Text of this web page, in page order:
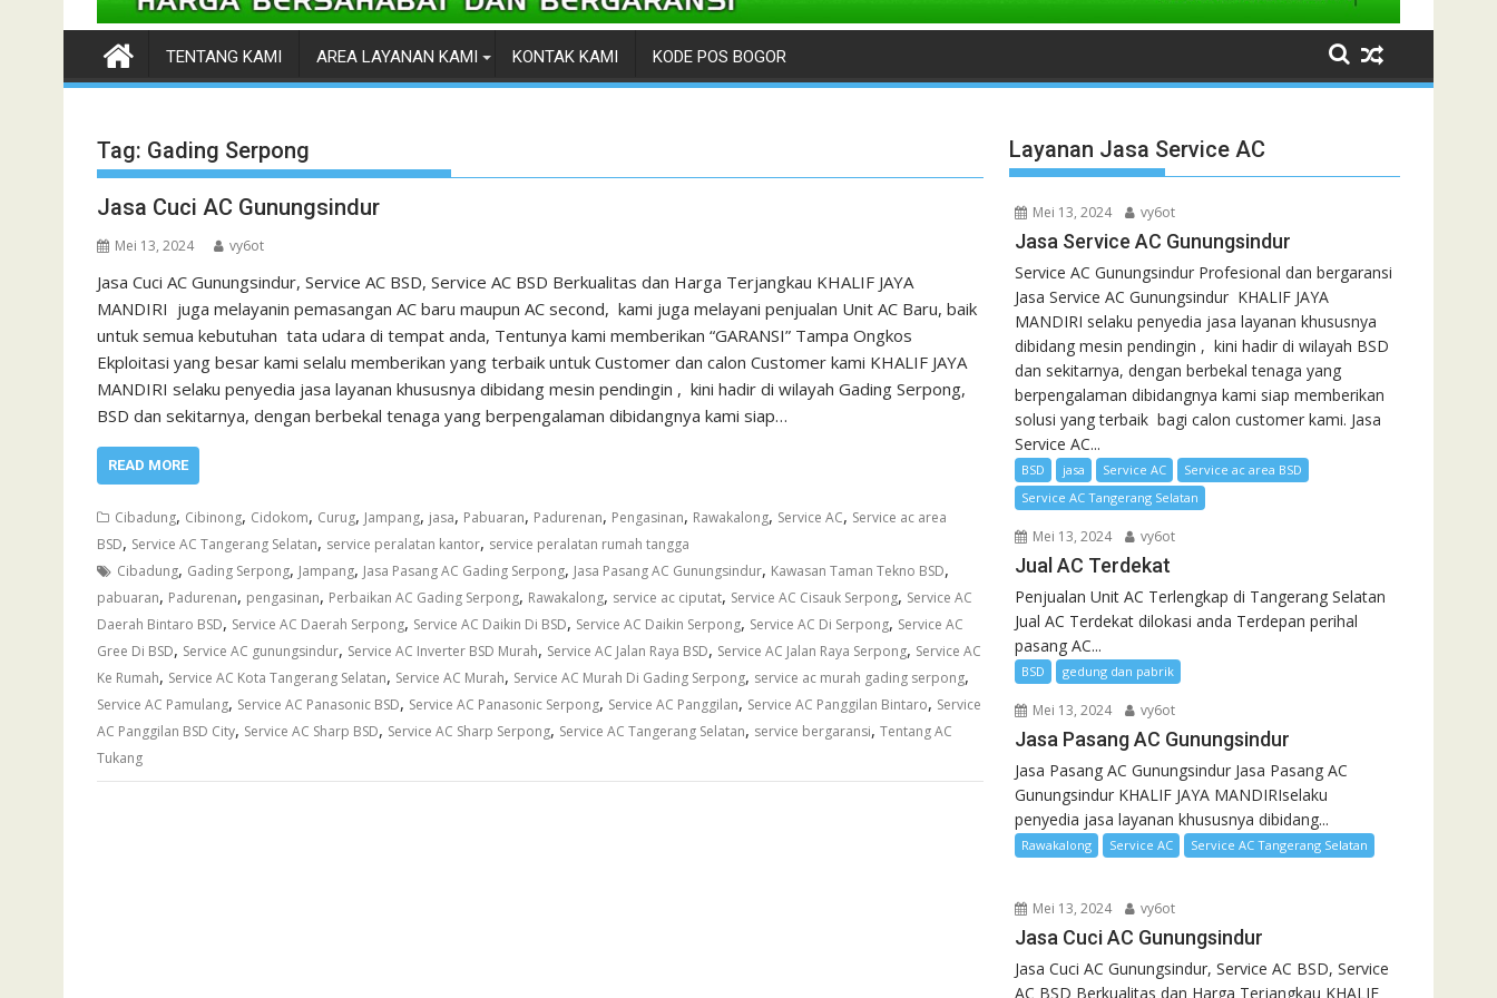
TENTANG KAMI AREA LAYANAN KAMI KONTAK KAMI KODE POS BOGOR
Tag: Gading Serpong
Jasa Cuci AC Gunungsindur
Mei 13, 2024 vy6ot
Jasa Cuci AC Gunungsindur, Service AC BSD, Service AC BSD Berkualitas dan Harga Terjangkau KHALIF JAYA
MANDIRI juga melayanin pemasangan AC baru maupun AC second, kami juga melayani penjualan Unit AC Baru, baik
untuk semua kebutuhan tata udara di tempat anda, Tentunya kami memberikan “GARANSI” Tampa Ongkos
Ekploitasi yang besar kami selalu memberikan yang terbaik untuk Customer dan calon Customer kami KHALIF JAYA
MANDIRI selaku penyedia jasa layanan khususnya dibidang mesin pendingin , kini hadir di wilayah Gading Serpong,
BSD dan sekitarnya, dengan berbekal tenaga yang berpengalaman dibidangnya kami siap…
READ MORE
Cibadung, Cibinong, Cidokom, Curug, Jampang, jasa, Pabuaran, Padurenan, Pengasinan, Rawakalong, Service AC, Service ac area
BSD, Service AC Tangerang Selatan, service peralatan kantor, service peralatan rumah tangga
Cibadung, Gading Serpong, Jampang, Jasa Pasang AC Gading Serpong, Jasa Pasang AC Gunungsindur, Kawasan Taman Tekno BSD,
pabuaran, Padurenan, pengasinan, Perbaikan AC Gading Serpong, Rawakalong, service ac ciputat, Service AC Cisauk Serpong, Service AC
Daerah Bintaro BSD, Service AC Daerah Serpong, Service AC Daikin Di BSD, Service AC Daikin Serpong, Service AC Di Serpong, Service AC
Gree Di BSD, Service AC gunungsindur, Service AC Inverter BSD Murah, Service AC Jalan Raya BSD, Service AC Jalan Raya Serpong, Service AC
Ke Rumah, Service AC Kota Tangerang Selatan, Service AC Murah, Service AC Murah Di Gading Serpong, service ac murah gading serpong,
Service AC Pamulang, Service AC Panasonic BSD, Service AC Panasonic Serpong, Service AC Panggilan, Service AC Panggilan Bintaro, Service
AC Panggilan BSD City, Service AC Sharp BSD, Service AC Sharp Serpong, Service AC Tangerang Selatan, service bergaransi, Tentang AC
Tukang
Layanan Jasa Service AC
Mei 13, 2024 vy6ot
Jasa Service AC Gunungsindur
Service AC Gunungsindur Profesional dan bergaransi
Jasa Service AC Gunungsindur KHALIF JAYA
MANDIRI selaku penyedia jasa layanan khususnya
dibidang mesin pendingin , kini hadir di wilayah BSD
dan sekitarnya, dengan berbekal tenaga yang
berpengalaman dibidangnya kami siap memberikan
solusi yang terbaik bagi calon customer kami. Jasa
Service AC...
BSD jasa Service AC
Service ac area BSD
Service AC Tangerang Selatan
Mei 13, 2024 vy6ot
Jual AC Terdekat
Penjualan Unit AC Terlengkap di Tangerang Selatan
Jual AC Terdekat dilokasi anda Terdepan perihal
pasang AC...
BSD gedung dan pabrik
Mei 13, 2024 vy6ot
Jasa Pasang AC Gunungsindur
Jasa Pasang AC Gunungsindur Jasa Pasang AC
Gunungsindur KHALIF JAYA MANDIRIselaku
penyedia jasa layanan khususnya dibidang...
Rawakalong Service AC Service AC Tangerang Selatan
Mei 13, 2024 vy6ot
Jasa Cuci AC Gunungsindur
Jasa Cuci AC Gunungsindur, Service AC BSD, Service
AC BSD Berkualitas dan Harga Terjangkau KHALIF